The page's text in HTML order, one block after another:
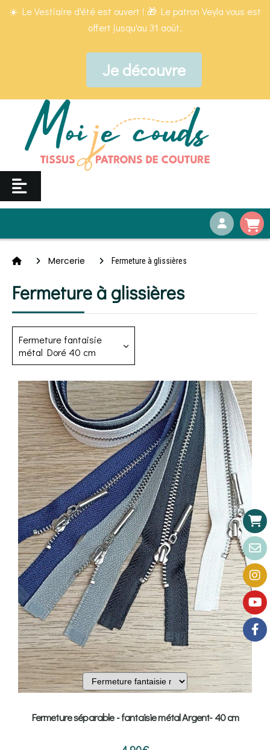
☀️ Le Vestiaire d'été est ouvert ! 🎁 Le patron Veyla vous est
offert jusqu'au 31 août.
Je découvre
Mercerie Fermeture à glissières
Fermeture à glissières
Fermeture fantaisie
métal Doré 40 cm
Fermeture séparable - fantaisie métal Argent- 40 cm